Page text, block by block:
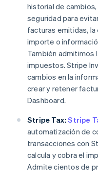
historial de
seguridad para
facturas emitidas,
importe o
También admitimos
impuestos. Stripe
cambios en la
crear y retener
Dashboard.
Stripe Tax: Stripe
automatización de
transacciones con
calcula y cobra el
Admite cientos de